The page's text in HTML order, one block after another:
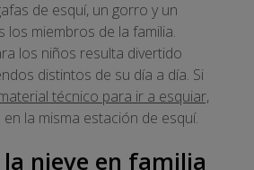
de esquí, un gorro y un
los miembros de la familia.
los niños resulta divertido
distintos de su día a día. Si
técnico para ir a esquiar,
la misma estación de esquí.
la nieve en familia